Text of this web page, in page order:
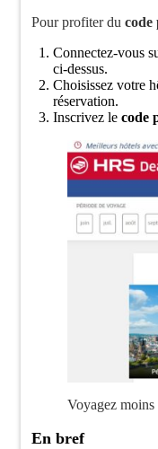
Pour profiter du code
Connectez-vous
ci-dessus.
Choisissez votre
réservation.
Inscrivez le code
Voyagez
En bref